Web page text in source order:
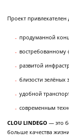
Проект привлекателен
продуманной
востребованному
развитой
близости зелёных
удобной
современным
CLOU LINDEGO — это
больше качества